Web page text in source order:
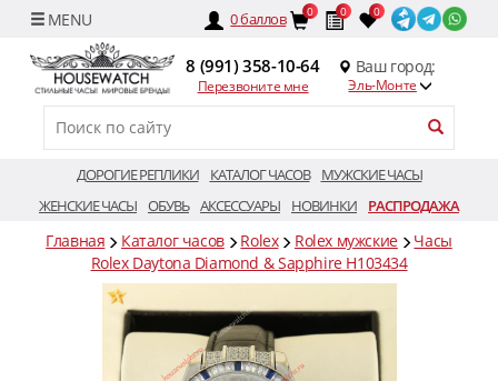
0баллов 0 0 0
8 (991) 358-10-64
Перезвоните мне
Ваш город:
Эль-Монте
ДОРОГИЕ РЕПЛИКИ КАТАЛОГ ЧАСОВ
МУЖСКИЕ ЧАСЫ
ЖЕНСКИЕ ЧАСЫ ОБУВЬ АКСЕССУАРЫ НОВИНКИ РАСПРОДАЖА
Главная Каталог часов Rolex Rolex мужские
Часы
Rolex Daytona Diamond & Sapphire H103434